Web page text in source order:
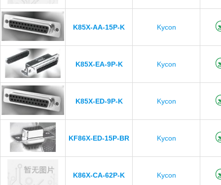
K85X-AA-15P-K Kycon
K85X-EA-9P-K Kycon
K85X-ED-9P-K Kycon
KF86X-ED-15P-BR Kycon
K86X-CA-62P-K Kycon